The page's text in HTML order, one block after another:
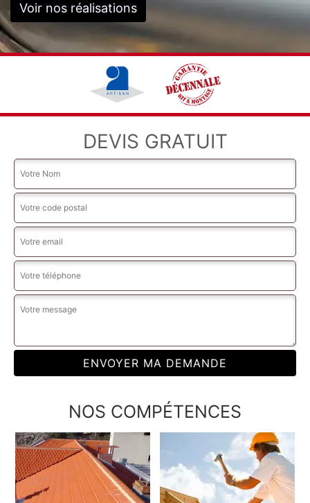
Voir nos réalisations
DEVIS GRATUIT
NOS COMPÉTENCES